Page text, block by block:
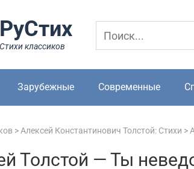
РуСтих
Стихи классиков
Зарубежные Современные
>Алексей Константинович Толстой: Стихи >
Толстой — Ты